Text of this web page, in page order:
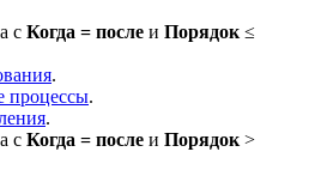
с Когда = после и Порядок ≤
.
процессы.
.
с Когда = после и Порядок >